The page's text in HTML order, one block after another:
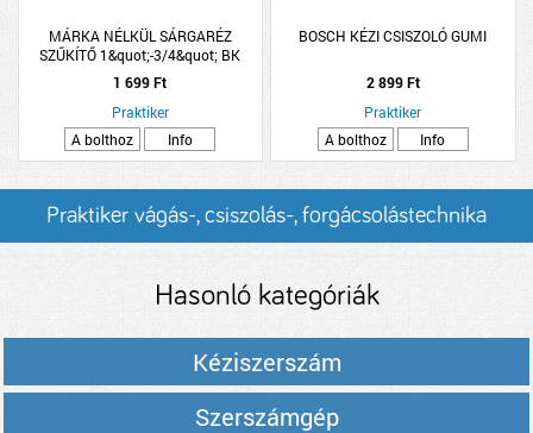
MÁRKA NÉLKÜL SÁRGARÉZ
SZŰKÍTŐ 1&quot;-3/4&quot; BK
1 699 Ft
Praktiker
A bolthoz
Info
BOSCH KÉZI CSISZOLÓ GUMI
2 899 Ft
Praktiker
A bolthoz
Info
Praktiker vágás-, csiszolás-, forgácsolástechnika
termékek és árak
Hasonló kategóriák
Kéziszerszám
Szerszámgép